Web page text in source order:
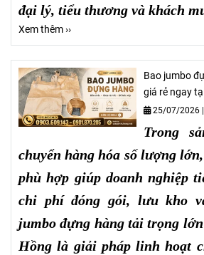
đại lý, tiểu thương và khách
Xem thêm ››
Bao jumbo
giá rẻ ngay
25/07/2026
Trong
chuyển hàng hóa số lượng
phù hợp giúp doanh nghiệp
chi phí đóng gói, lưu kho
jumbo đựng hàng tải trọng
Hồng là giải pháp linh hoạt